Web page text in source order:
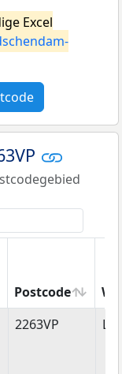
Excel
Postcode
Postcode
2263VP